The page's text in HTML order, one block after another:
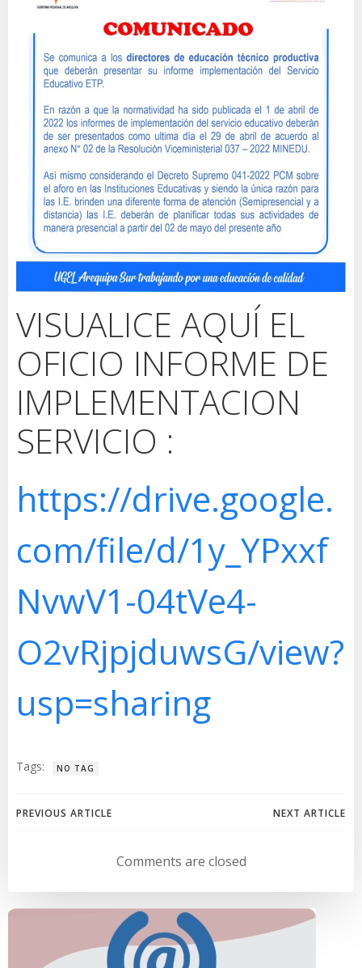
VISUALICE AQUÍ EL
OFICIO INFORME DE
IMPLEMENTACION
SERVICIO :
https://drive.google.
com/file/d/1y_YPxxf
NvwV1-04tVe4-
O2vRjpjduwsG/view?
usp=sharing
Tags: NO TAG
Navegación
entradas
PREVIOUS ARTICLE
Navegación
de
entradas
NEXT ARTICLE
Comments are closed